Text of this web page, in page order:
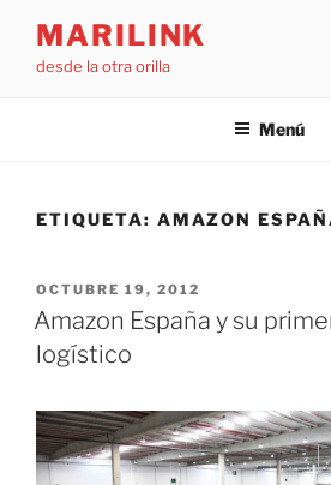
contenido
MARILINK
desde la otra orilla
Menú
ETIQUETA: AMAZON
PUBLICADO
EL
OCTUBRE 19, 2012
Amazon España y su
logístico